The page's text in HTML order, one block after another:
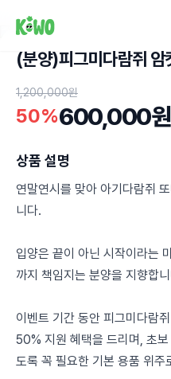
(분양)피그미다람쥐 암
1,200,000원
50%600,000원
상품 설명
연말연시를 맞아 아기다람쥐
니다.
입양은 끝이 아닌 시작이라는
까지 책임지는 분양을 지향합
이벤트 기간 동안 피그미다람
50% 지원 혜택을 드리며, 초
도록 꼭 필요한 기본 용품 위주